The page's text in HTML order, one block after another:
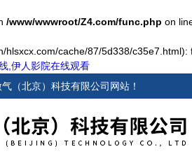
/www/wwwroot/Z4.com/func.php on
hlsxcx.com/cache/87/5d338/
,伊人影院在线观看
（北京）科技有限公司网站 ！